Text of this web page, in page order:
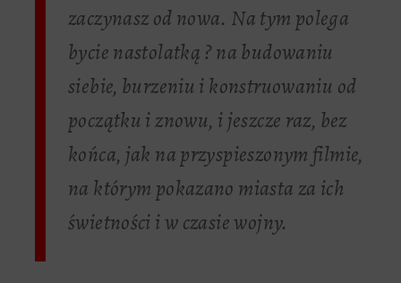
zaczynasz od nowa. Na tym polega
bycie nastolatką ? na budowaniu
siebie, burzeniu i konstruowaniu od
początku i znowu, i jeszcze raz, bez
końca, jak na przyspieszonym filmie,
na którym pokazano miasta za ich
świetności i w czasie wojny.